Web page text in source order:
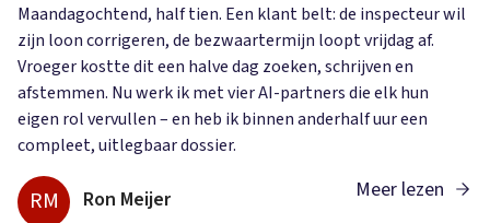
Maandagochtend, half tien. Een klant belt: de inspecteur wil
zijn loon corrigeren, de bezwaartermijn loopt vrijdag af.
Vroeger kostte dit een halve dag zoeken, schrijven en
afstemmen. Nu werk ik met vier AI-partners die elk hun
eigen rol vervullen – en heb ik binnen anderhalf uur een
compleet, uitlegbaar dossier.
RM Ron Meijer Meer lezen